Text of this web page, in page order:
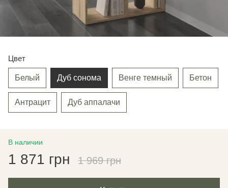
Цвет
Белый Дуб сонома Венге темный Бетон
Антрацит Дуб аппалачи
В наличии
1 871 грн 1 969 грн